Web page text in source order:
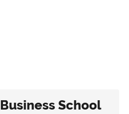
Business School